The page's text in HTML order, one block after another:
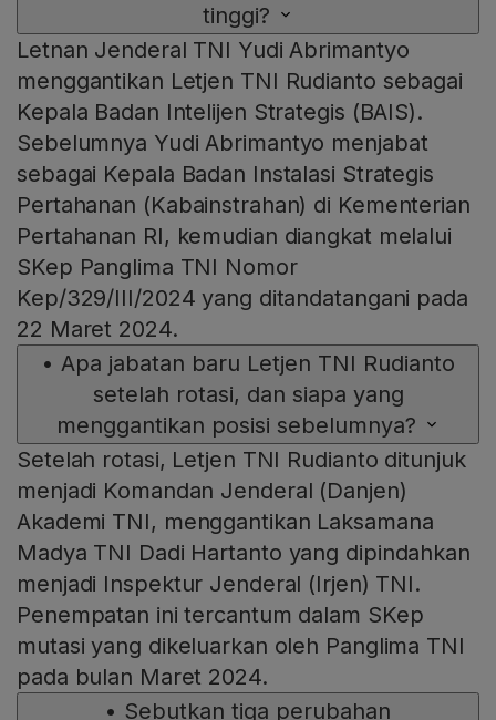
tinggi?
Letnan Jenderal TNI Yudi Abrimantyo
menggantikan Letjen TNI Rudianto sebagai
Kepala Badan Intelijen Strategis (BAIS).
Sebelumnya Yudi Abrimantyo menjabat
sebagai Kepala Badan Instalasi Strategis
Pertahanan (Kabainstrahan) di Kementerian
Pertahanan RI, kemudian diangkat melalui
SKep Panglima TNI Nomor
Kep/329/III/2024 yang ditandatangani pada
22 Maret 2024.
• Apa jabatan baru Letjen TNI Rudianto
setelah rotasi, dan siapa yang
menggantikan posisi sebelumnya?
Setelah rotasi, Letjen TNI Rudianto ditunjuk
menjadi Komandan Jenderal (Danjen)
Akademi TNI, menggantikan Laksamana
Madya TNI Dadi Hartanto yang dipindahkan
menjadi Inspektur Jenderal (Irjen) TNI.
Penempatan ini tercantum dalam SKep
mutasi yang dikeluarkan oleh Panglima TNI
pada bulan Maret 2024.
• Sebutkan tiga perubahan